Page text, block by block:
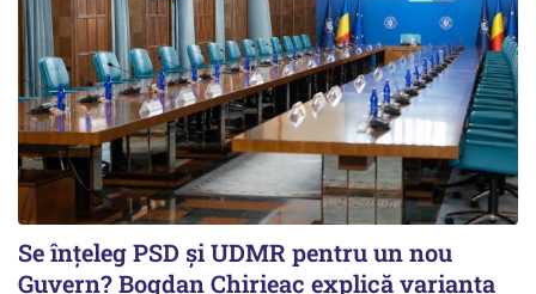
Se înţeleg PSD şi UDMR pentru un nou
Guvern? Bogdan Chirieac explică varianta